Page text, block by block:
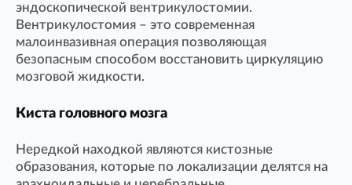
эндоскопической вентрикулостомии.
Вентрикулостомия – это современная
малоинвазивная операция позволяющая
безопасным способом восстановить циркуляцию
мозговой жидкости.
Киста головного мозга
Нередкой находкой являются кистозные
образования, которые по локализации делятся на